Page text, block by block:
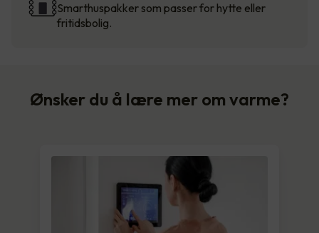
Smarthuspakker som passer for hytte eller
fritidsbolig.
Ønsker du å lære mer om varme?